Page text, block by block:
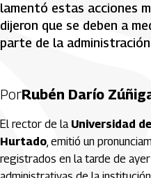
lamentó estas acciones
dijeron que se deben a
parte de la
PorRubén Darío
El rector de la Universidad
Hurtado, emitió un
registrados en la tarde de